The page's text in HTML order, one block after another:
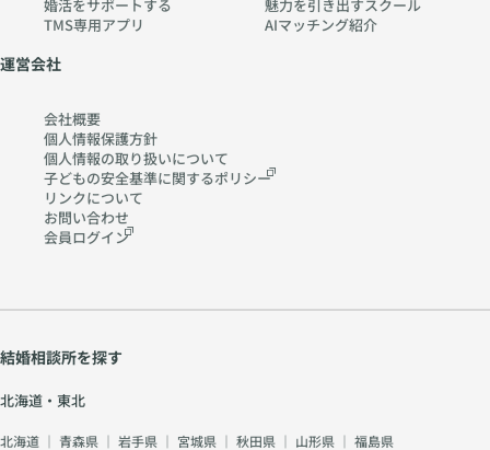
婚活をサポートする
TMS専用アプリ
魅力を引き出すスクール
AIマッチング紹介
運営会社
会社概要
個人情報保護方針
個人情報の取り扱いについて
子どもの安全基準に関するポリシー
リンクについて
お問い合わせ
会員ログイン
結婚相談所を探す
北海道・東北
北海道 ｜ 青森県 ｜ 岩手県 ｜ 宮城県 ｜ 秋田県 ｜ 山形県 ｜ 福島県